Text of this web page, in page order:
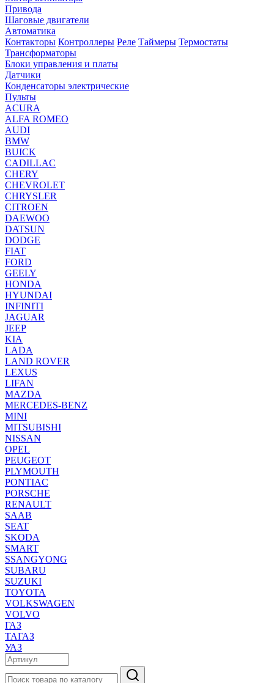
Привода
Шаговые двигатели
Автоматика
Контакторы Контроллеры Реле Таймеры Термостаты
Трансформаторы
Блоки управления и платы
Датчики
Конденсаторы электрические
Пульты
ACURA
ALFA ROMEO
AUDI
BMW
BUICK
CADILLAC
CHERY
CHEVROLET
CHRYSLER
CITROEN
DAEWOO
DATSUN
DODGE
FIAT
FORD
GEELY
HONDA
HYUNDAI
INFINITI
JAGUAR
JEEP
KIA
LADA
LAND ROVER
LEXUS
LIFAN
MAZDA
MERCEDES-BENZ
MINI
MITSUBISHI
NISSAN
OPEL
PEUGEOT
PLYMOUTH
PONTIAC
PORSCHE
RENAULT
SAAB
SEAT
SKODA
SMART
SSANGYONG
SUBARU
SUZUKI
TOYOTA
VOLKSWAGEN
VOLVO
ГАЗ
ТАГАЗ
УАЗ